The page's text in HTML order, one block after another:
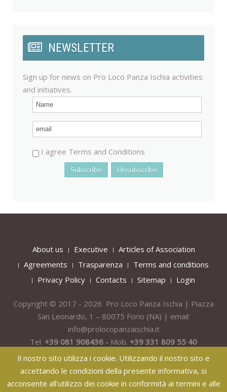
NEWSLETTER
Sign up for news on Pro Loco Panza Ischia activities
and initiatives.
I agree Terms and Conditions
About us Executive
Articles of Association
Agreements
Trasparenza
Terms and conditions
Privacy Policy
Contacts Sitemap Login
Copyright © 2017 - 2026 Pro Loco Panza Ischia | Piazza
San Leonardo, 1 – 80075 Forio (NA) | email:
info@prolocopanzaischia.it
Tel. +39 081 908436 - Mob. +39 331 809 55 40
Il nostro sito utilizza i cookie. Utilizzando il nostro sito e
accettando le condizioni della presente informativa, si
acconsente all'utilizzo dei cookie in conformità ai termini e alle